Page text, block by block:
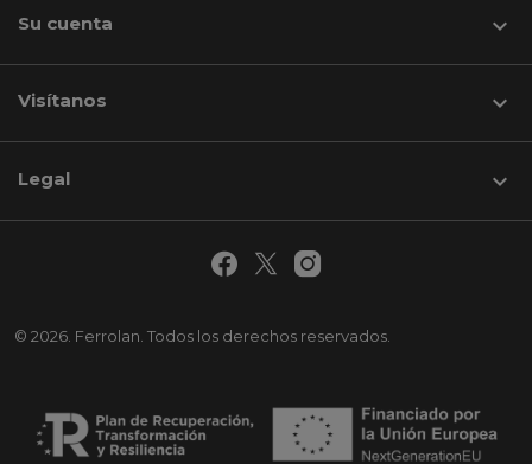
Su cuenta 
Visítanos keyboard_arrow_down
© 2026. Ferrolan. Todos los derechos reservados.
Legal 